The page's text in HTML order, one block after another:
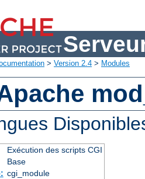
> Version 2.4 > Modules
Exécution des scripts CGI
Base
cgi_module